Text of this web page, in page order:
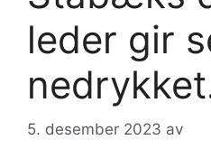
leder gir
5. desember 2023 av